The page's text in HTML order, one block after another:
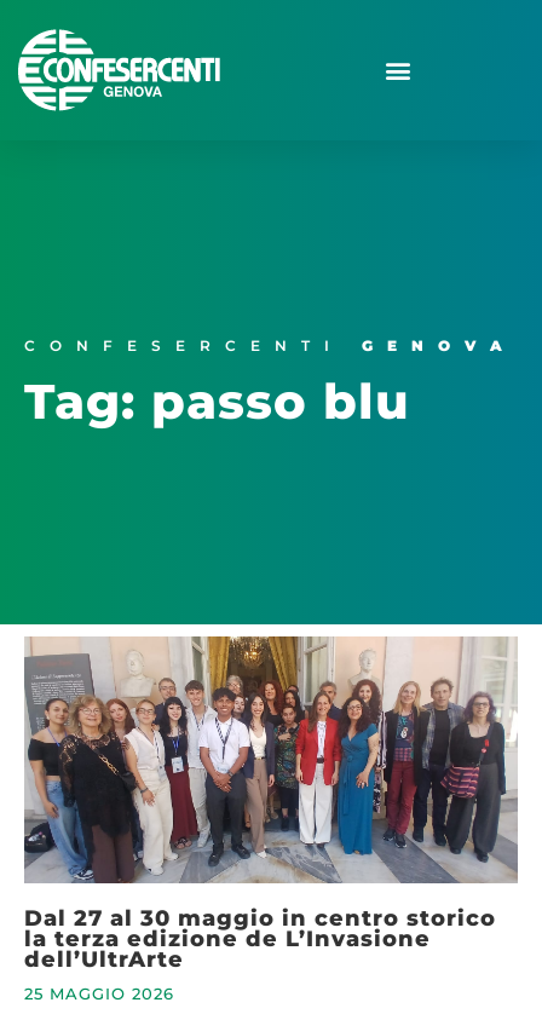
CONFESERCENTI GENOVA
Tag: passo blu
Dal 27 al 30 maggio in centro storico
la terza edizione de L’Invasione
dell’UltrArte
25 MAGGIO 2026